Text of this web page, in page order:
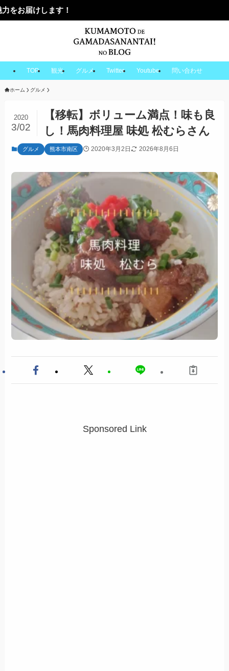
！
TOP 観光 グルメ Twitter Youtube 問い合わせ
ホーム グルメ
【移転】ボリューム満点！味も良
し！馬肉料理屋 味処 松むらさん
2020
3/02
グルメ 熊本市南区 2020年3月2日 2026年8月6日
Sponsored Link